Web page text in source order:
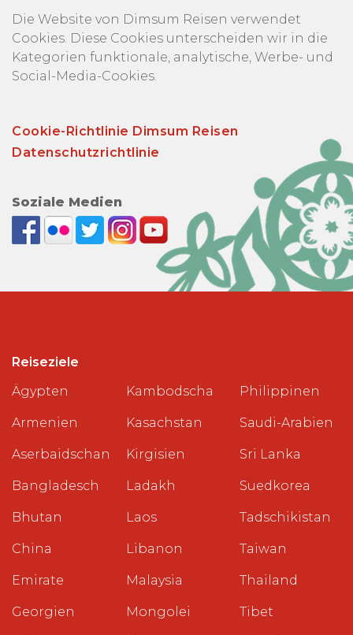
Die Website von Dimsum Reisen verwendet
Cookies. Diese Cookies unterscheiden wir in die
Kategorien funktionale, analytische, Werbe- und
Social-Media-Cookies.
Cookie-Richtlinie Dimsum Reisen
Datenschutzrichtlinie
Soziale Medien
Reiseziele
Ägypten
Armenien
Aserbaidschan
Bangladesch
Bhutan
China
Emirate
Georgien
Kambodscha
Kasachstan
Kirgisien
Ladakh
Laos
Libanon
Malaysia
Mongolei
Philippinen
Saudi-Arabien
Sri Lanka
Suedkorea
Tadschikistan
Taiwan
Thailand
Tibet